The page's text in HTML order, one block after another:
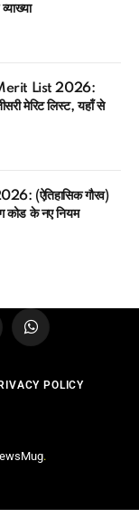
List 2026:
मेरिट लिस्ट, यहाँ से
(ऐतिहासिक गौरव)
कोड के नए नियम
WhatsApp
POLICY
.